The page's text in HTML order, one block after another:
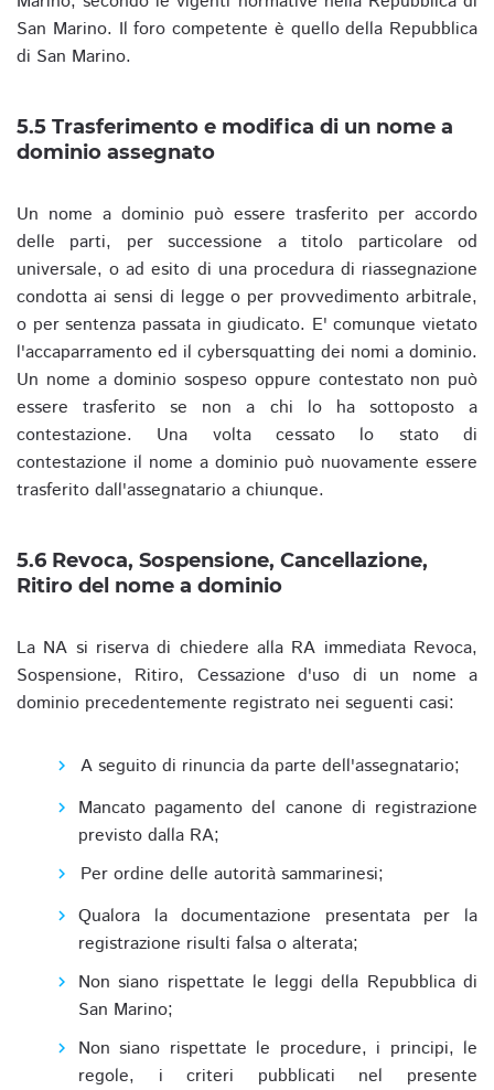
San Marino. Il foro competente è quello della Repubblica
di San Marino.
5.5 Trasferimento e modifica di un nome a
dominio assegnato
Un nome a dominio può essere trasferito per accordo
delle parti, per successione a titolo particolare od
universale, o ad esito di una procedura di riassegnazione
condotta ai sensi di legge o per provvedimento arbitrale,
o per sentenza passata in giudicato. E' comunque vietato
l'accaparramento ed il cybersquatting dei nomi a dominio.
Un nome a dominio sospeso oppure contestato non può
essere trasferito se non a chi lo ha sottoposto a
contestazione. Una volta cessato lo stato di
contestazione il nome a dominio può nuovamente essere
trasferito dall'assegnatario a chiunque.
5.6 Revoca, Sospensione, Cancellazione,
Ritiro del nome a dominio
La NA si riserva di chiedere alla RA immediata Revoca,
Sospensione, Ritiro, Cessazione d'uso di un nome a
dominio precedentemente registrato nei seguenti casi:
A seguito di rinuncia da parte dell'assegnatario;
Mancato pagamento del canone di registrazione
previsto dalla RA;
Per ordine delle autorità sammarinesi;
Qualora la documentazione presentata per la
registrazione risulti falsa o alterata;
Non siano rispettate le leggi della Repubblica di
San Marino;
Non siano rispettate le procedure, i principi, le
regole, i criteri pubblicati nel presente